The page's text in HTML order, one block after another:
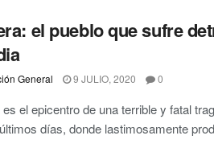
el pueblo que sufre
General 9 JULIO, 2020 0
el epicentro de una terrible y fatal
días, donde lastimosamente